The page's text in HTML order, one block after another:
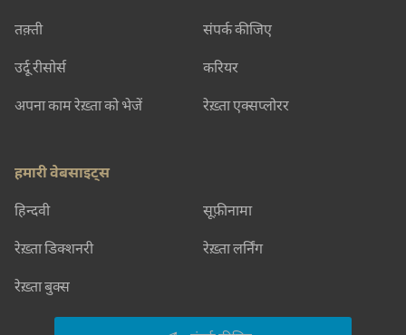
तक़्ती
उर्दू रीसोर्स
अपना काम रेख़्ता को भेजें
संपर्क कीजिए
करियर
रेख़्ता एक्सप्लोरर
हमारी वेबसाइट्स
हिन्दवी सूफ़ीनामा
रेख़्ता डिक्शनरी रेख़्ता लर्निंग
रेख़्ता बुक्स